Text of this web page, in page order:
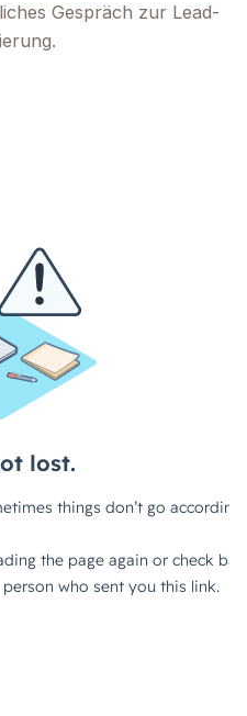
Gespräch zur Lead-